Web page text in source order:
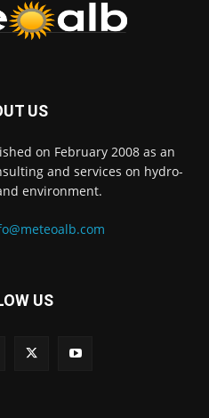
US
on February 2008 as an
and services on hydro-
environment.
US